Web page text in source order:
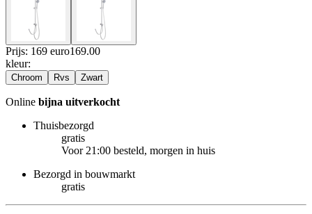
Prijs: 169 euro169.00
kleur:
Chroom Rvs Zwart
Online bijna uitverkocht
Thuisbezorgd
gratis
Voor 21:00 besteld, morgen in huis
Bezorgd in bouwmarkt
gratis